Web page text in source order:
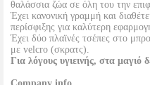
θαλάσσια ζώα σε όλη του την
Έχει κανονική γραμμή και
περίσφιξης για καλύτερη
Έχει δύο πλαϊνές τσέπες στο
με velcro (σκρατς).
Για λόγους υγιεινής, στα μαγιό